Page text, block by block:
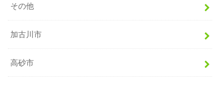
その他
加古川市
高砂市